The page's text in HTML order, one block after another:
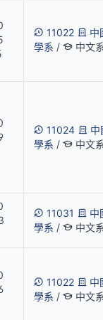
11022
中
學系 / 中文
11024
中
學系 / 中文
11031
中
學系 / 中文
11022
中
學系 / 中文